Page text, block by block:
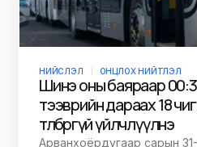
НИЙСЛЭЛ ОНЦЛОХ НИЙТЛЭЛ
Шинэ оны баяраар
тээврийн дараах 18
төлбөргүй үйлчлүүлнэ
Арванхоёрдугаар сарын